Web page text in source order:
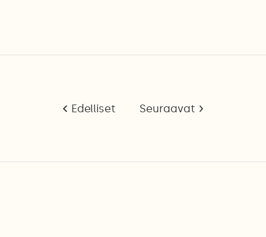
Edelliset Seuraavat